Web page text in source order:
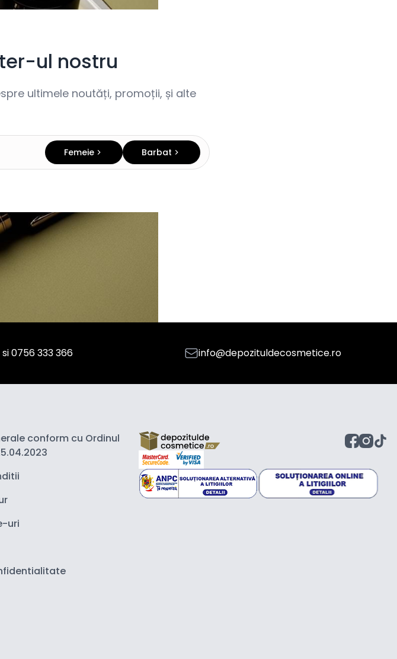
ul nostru
ultimele noutăți, promoții, și alte
Femeie Barbat
si0756 333 366 info@depozituldecosmetice.ro
conform cu Ordinul
uri